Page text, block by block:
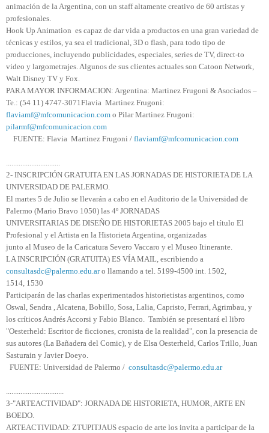
animación de la Argentina, con un staff altamente creativo de 60 artistas y
profesionales.
Hook Up Animation es capaz de dar vida a productos en una gran variedad de
técnicas y estilos, ya sea el tradicional, 3D o flash, para todo tipo de
producciones, incluyendo publicidades, especiales, series de TV, direct-to
video y largometrajes. Algunos de sus clientes actuales son Catoon Network,
Walt Disney TV y Fox.
PARA MAYOR INFORMACION: Argentina: Martinez Frugoni & Asociados –
Te.: (54 11) 4747-3071Flavia Martinez Frugoni:
flaviamf@mfcomunicacion.com o Pilar Martinez Frugoni:
pilarmf@mfcomunicacion.com
FUENTE: Flavia Martinez Frugoni / flaviamf@mfcomunicacion.com
..............................
2- INSCRIPCIÓN GRATUITA EN LAS JORNADAS DE HISTORIETA DE LA
UNIVERSIDAD DE PALERMO.
El martes 5 de Julio se llevarán a cabo en el Auditorio de la Universidad de
Palermo (Mario Bravo 1050) las 4º JORNADAS
UNIVERSITARIAS DE DISEÑO DE HISTORIETAS 2005 bajo el título El
Profesional y el Artista en la Historieta Argentina, organizadas
junto al Museo de la Caricatura Severo Vaccaro y el Museo Itinerante.
LA INSCRIPCIÓN (GRATUITA) ES VÍA MAIL, escribiendo a
consultasdc@palermo.edu.aro llamando a tel. 5199-4500 int. 1502,
1514, 1530
Participarán de las charlas experimentados historietistas argentinos, como
Oswal, Sendra , Alcatena, Bobillo, Sosa, Lalia, Capristo, Ferrari, Agrimbau, y
los críticos Andrés Accorsi y Fabio Blanco. También se presentará el libro
"Oesterheld: Escritor de ficciones, cronista de la realidad", con la presencia de
sus autores (La Bañadera del Comic), y de Elsa Oesterheld, Carlos Trillo, Juan
Sasturain y Javier Doeyo.
FUENTE: Universidad de Palermo / consultasdc@palermo.edu.ar
................................
3-"ARTEACTIVIDAD": JORNADA DE HISTORIETA, HUMOR, ARTE EN
BOEDO.
ARTEACTIVIDAD: ZTUPITJAUS espacio de arte los invita a participar de la